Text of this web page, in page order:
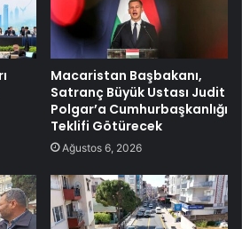
Macaristan Başbakanı,
Satranç Büyük Ustası Judit
Polgar’a Cumhurbaşkanlığı
Teklifi Götürecek
Ağustos 6, 2026